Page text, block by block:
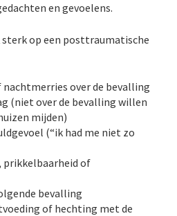
en gevoelens.
op een posttraumatische
over de bevalling
(niet over de bevalling willen
mijden)
(“ik had me niet zo
prikkelbaarheid of
bevalling
of hechting met de